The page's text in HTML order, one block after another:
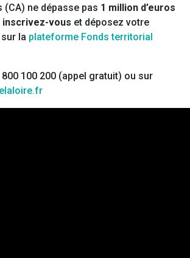
ne dépasse pas 1 million d’euros
inscrivez-vous et déposez votre
sur la plateforme Fonds territorial
800 100 200 (appel gratuit) ou sur